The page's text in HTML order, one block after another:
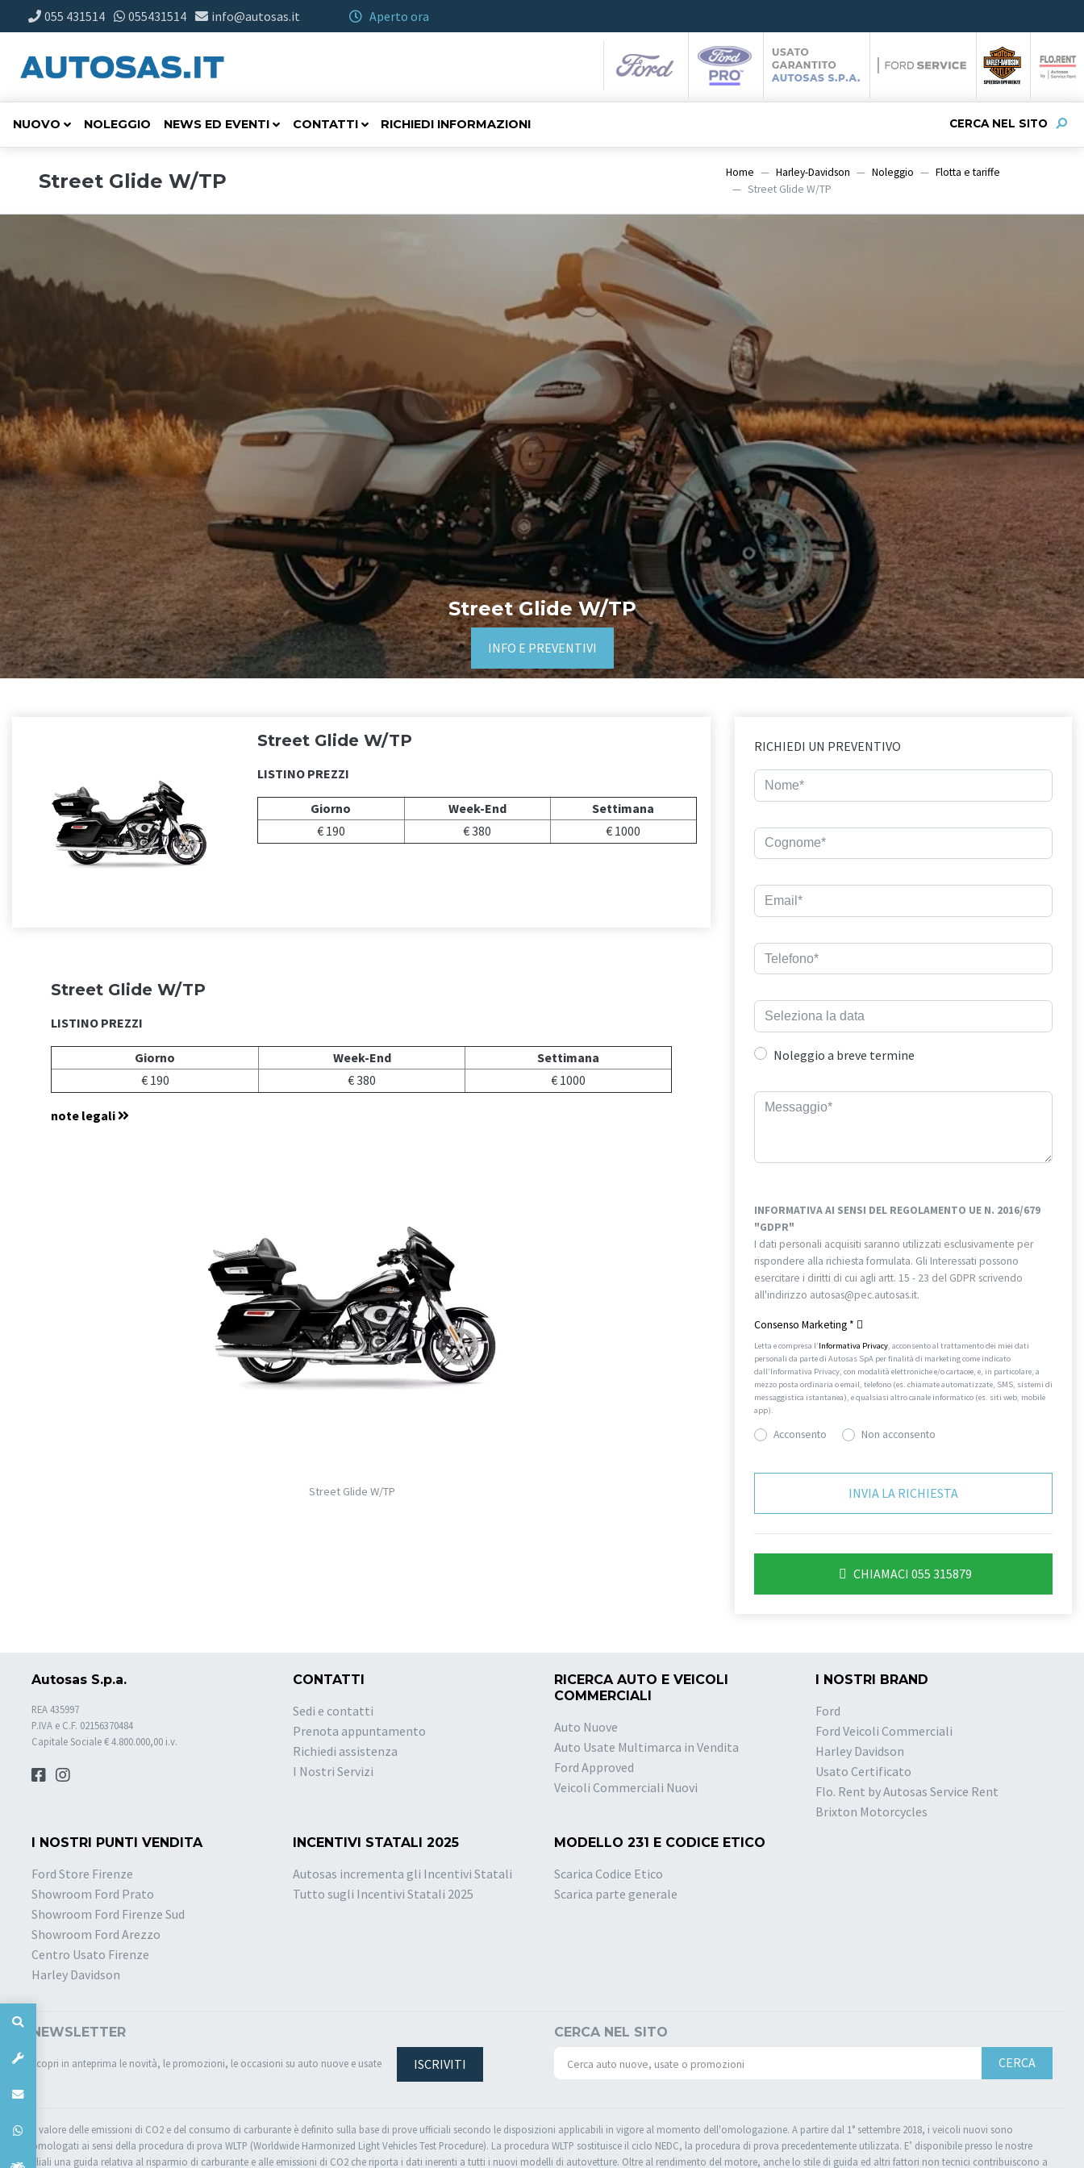
055 431514 055431514 info@autosas.it Aperto ora
CERCA NEL SITO
NUOVO NOLEGGIO NEWS ED EVENTI CONTATTI RICHIEDI INFORMAZIONI
Street Glide W/TP Home Harley-Davidson Noleggio
Flotta e tariffe
Street Glide W/TP
Street Glide W/TP
INFO E PREVENTIVI
Street Glide W/TP
LISTINO PREZZI
Giorno Week-End
Settimana
€ 190
€ 380 € 1000
Street Glide W/TP
LISTINO PREZZI
Giorno Week-End
Settimana
€ 190
€ 380 € 1000
note legali
Street Glide W/TP
RICHIEDI UN PREVENTIVO
Noleggio a breve termine
INFORMATIVA AI SENSI DEL REGOLAMENTO UE N. 2016/679
"GDPR"
I dati personali acquisiti saranno utilizzati esclusivamente per
rispondere alla richiesta formulata. Gli Interessati possono
esercitare i diritti di cui agli artt. 15 - 23 del GDPR scrivendo
all'indirizzo autosas@pec.autosas.it.
Consenso Marketing *
Letta e compresa l’Informativa Privacy, acconsento al trattamento dei miei dati
personali da parte di Autosas SpA per finalità di marketing come indicato
dall’Informativa Privacy, con modalità elettroniche e/o cartacee, e, in particolare, a
mezzo posta ordinaria o email, telefono (es. chiamate automatizzate, SMS, sistemi di
messaggistica istantanea), e qualsiasi altro canale informatico (es. siti web, mobile
app).
Acconsento Non acconsento
CHIAMACI 055 315879
Autosas S.p.a.
REA 435997
P.IVA e C.F. 02156370484
Capitale Sociale € 4.800.000,00 i.v.
CONTATTI
Sedi e contatti
Prenota appuntamento
Richiedi assistenza
I Nostri Servizi
RICERCA AUTO E VEICOLI
COMMERCIALI
Auto Nuove
Auto Usate Multimarca in Vendita
Ford Approved
Veicoli Commerciali Nuovi
I NOSTRI BRAND
Ford
Ford Veicoli Commerciali
Harley Davidson
Usato Certificato
Flo. Rent by Autosas Service Rent
Brixton Motorcycles
I NOSTRI PUNTI VENDITA
Ford Store Firenze
Showroom Ford Prato
Showroom Ford Firenze Sud
Showroom Ford Arezzo
Centro Usato Firenze
Harley Davidson
INCENTIVI STATALI 2025
Autosas incrementa gli Incentivi Statali
Tutto sugli Incentivi Statali 2025
MODELLO 231 E CODICE ETICO
Scarica Codice Etico
Scarica parte generale
NEWSLETTER
Scopri in anteprima le novità, le promozioni, le occasioni su auto nuove e usate ISCRIVITI
CERCA NEL SITO
CERCA
Il valore delle emissioni di CO2 e del consumo di carburante è definito sulla base di prove ufficiali secondo le disposizioni applicabili in vigore al momento dell'omologazione. A partire dal 1° settembre 2018, i veicoli nuovi sono
omologati ai sensi della procedura di prova WLTP (Worldwide Harmonized Light Vehicles Test Procedure). La procedura WLTP sostituisce il ciclo NEDC, la procedura di prova precedentemente utilizzata. E’ disponibile presso le nostre
filiali una guida relativa al risparmio di carburante e alle emissioni di CO2 che riporta i dati inerenti a tutti i nuovi modelli di autovetture. Oltre al rendimento del motore, anche lo stile di guida ed altri fattori non tecnici contribuiscono a